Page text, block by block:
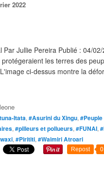
2022
Par Jullie Pereira Publié : 04/
les terres des
ci-dessus montre la
Itata, #Asurini du Xingu,
, #pilleurs et pollueurs, #FUNAI,
, #Pirititi, #Waimiri Atroari
Repost 0